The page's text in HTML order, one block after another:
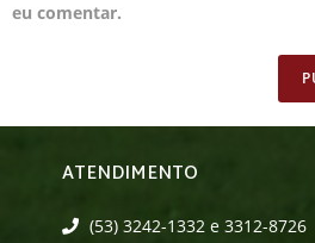
eu comentar.
ATENDIMENTO
(53) 3242-1332 e 3312-8726